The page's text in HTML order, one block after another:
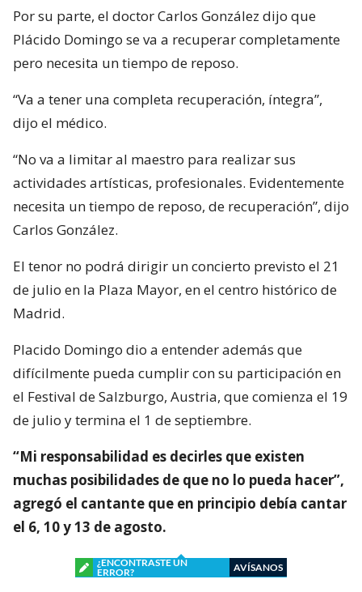
Por su parte, el doctor Carlos González dijo que
Plácido Domingo se va a recuperar completamente
pero necesita un tiempo de reposo.
“Va a tener una completa recuperación, íntegra”,
dijo el médico.
“No va a limitar al maestro para realizar sus
actividades artísticas, profesionales. Evidentemente
necesita un tiempo de reposo, de recuperación”, dijo
Carlos González.
El tenor no podrá dirigir un concierto previsto el 21
de julio en la Plaza Mayor, en el centro histórico de
Madrid.
Placido Domingo dio a entender además que
difícilmente pueda cumplir con su participación en
el Festival de Salzburgo, Austria, que comienza el 19
de julio y termina el 1 de septiembre.
“Mi responsabilidad es decirles que existen
muchas posibilidades de que no lo pueda hacer”,
agregó el cantante que en principio debía cantar
el 6, 10 y 13 de agosto.
¿ENCONTRASTE UN
ERROR?
AVÍSANOS